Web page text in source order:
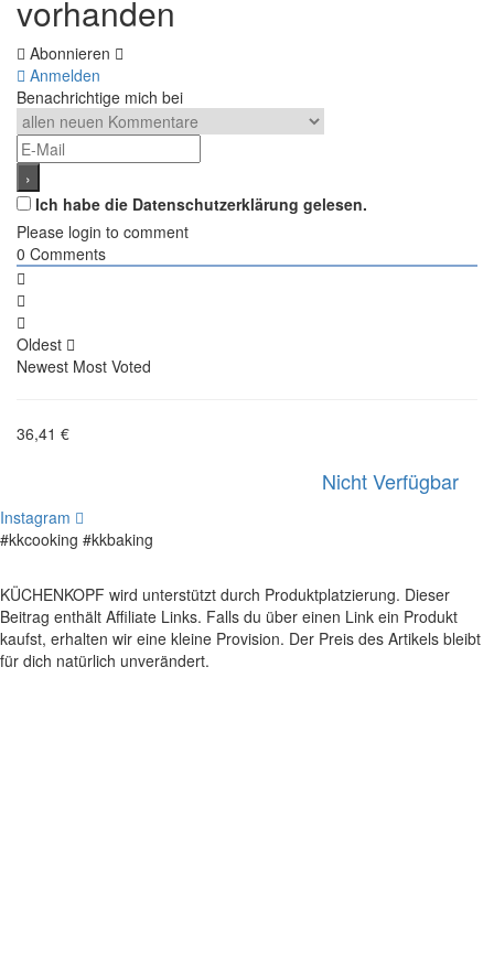
vorhanden
Abonnieren
Anmelden
Benachrichtige mich bei
Ich habe die Datenschutzerklärung gelesen.
Please login to comment
0 Comments
Oldest
Newest Most Voted
36,41 €
Nicht Verfügbar
Instagram
#kkcooking #kkbaking
KÜCHENKOPF wird unterstützt durch Produktplatzierung. Dieser
Beitrag enthält Affiliate Links. Falls du über einen Link ein Produkt
kaufst, erhalten wir eine kleine Provision. Der Preis des Artikels bleibt
für dich natürlich unverändert.